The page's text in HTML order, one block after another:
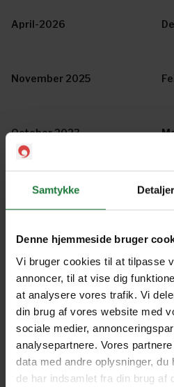
Samtykke Detaljer
Denne hjemmeside bruger
Vi bruger cookies til at tilpasse
annoncer, til at vise dig
at analysere vores trafik. Vi
din brug af vores website med
sociale medier,
analysepartnere. Vores
data med andre oplysninger, du
de har indsamlet fra din brug af
April-2026
November 2025
October 2023
February 2023
Forrige
Nyt i Pling
Gavekort